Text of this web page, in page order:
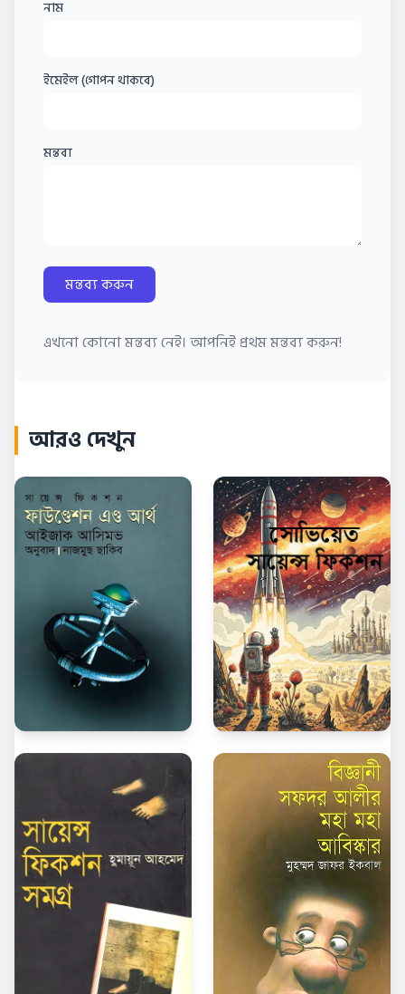
নাম
ইমেইল (গোপন থাকবে)
মন্তব্য
মন্তব্য করুন
এখনো কোনো মন্তব্য নেই। আপনিই প্রথম মন্তব্য করুন!
আরও দেখুন